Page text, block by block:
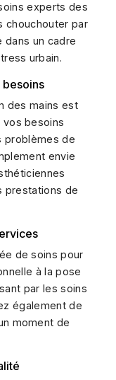
experts des
chouchouter par
dans un cadre
urbain.
besoins
des mains est
vos besoins
problèmes de
envie
prestations de
de soins pour
à la pose
par les soins
également de
moment de